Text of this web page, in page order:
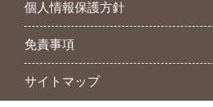
個人情報保護方針
免責事項
サイトマップ